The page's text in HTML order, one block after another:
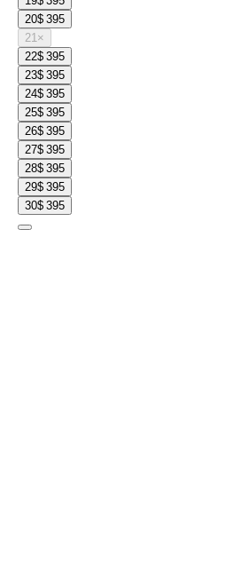
20$ 395
21×
22$ 395
23$ 395
24$ 395
25$ 395
26$ 395
27$ 395
28$ 395
29$ 395
30$ 395